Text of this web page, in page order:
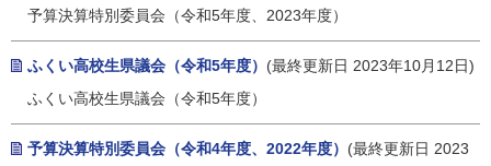
予算決算特別委員会（令和5年度、2023年度）
ふくい高校生県議会（令和5年度） (最終更新日 2023年10月12日)
ふくい高校生県議会（令和5年度）
予算決算特別委員会（令和4年度、2022年度） (最終更新日 2023